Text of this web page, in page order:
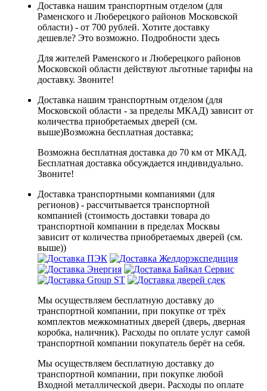
Доставка нашим транспортным отделом (для
Раменского и Люберецкого районов Московской
области) - от 700 рублей. Хотите доставку
дешевле? Это возможно. Подробности здесь
Для жителей Раменского и Люберецкого районов
Московской области действуют льготные тарифы на
доставку. Звоните!
Доставка нашим транспортным отделом (для
Московской области - за пределы МКАД) зависит от
количества приобретаемых дверей (см.
выше)Возможна бесплатная доставка;
Возможна бесплатная доставка до 70 км от МКАД.
Бесплатная доставка обсуждается индивидуально.
Звоните!
Доставка транспортными компаниями (для
регионов) - рассчитывается транспортной
компанией (стоимость доставки товара до
транспортной компании в пределах Москвы
зависит от количества приобретаемых дверей (см.
выше))
Мы осуществляем бесплатную доставку до
транспортной компании, при покупке от трёх
комплектов межкомнатных дверей (дверь, дверная
коробка, наличник). Расходы по оплате услуг самой
транспортной компании покупатель берёт на себя.
Мы осуществляем бесплатную доставку до
транспортной компании, при покупке любой
Входной металлической двери. Расходы по оплате